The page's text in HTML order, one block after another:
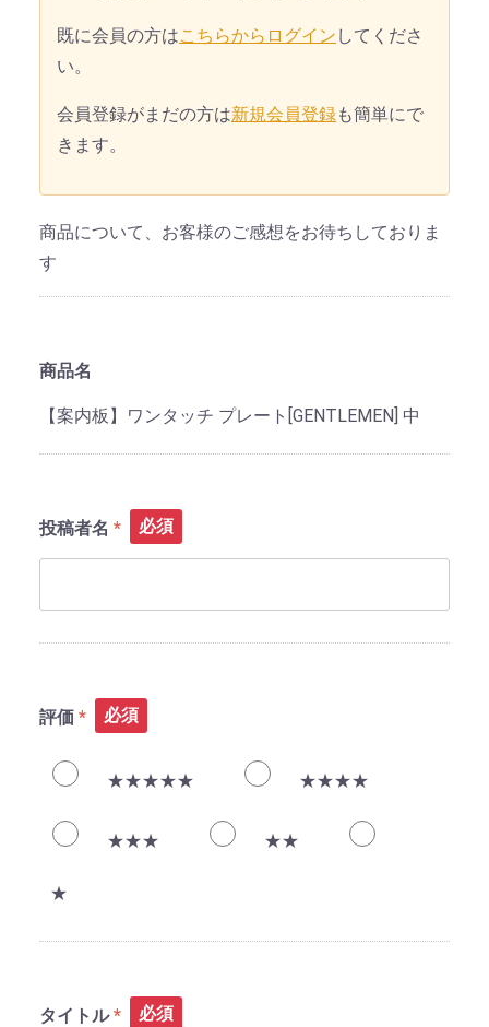
既に会員の方はこちらからログイン してくださ
い。
会員登録がまだの方は新規会員登録も簡単にで
きます。
商品について、お客様のご感想をお待ちしておりま
す
商品名
【案内板】ワンタッチ プレート[GENTLEMEN] 中
投稿者名 必須
評価 必須
★★★★★ ★★★★
★★★ ★★
★
タイトル 必須